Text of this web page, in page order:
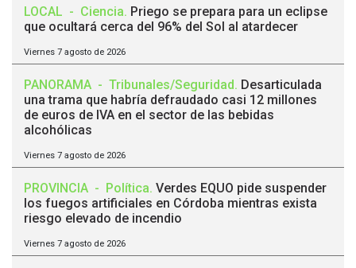
LOCAL - Ciencia. Priego se prepara para un eclipse
que ocultará cerca del 96% del Sol al atardecer
Viernes 7 agosto de 2026
PANORAMA - Tribunales/Seguridad. Desarticulada
una trama que habría defraudado casi 12 millones
de euros de IVA en el sector de las bebidas
alcohólicas
Viernes 7 agosto de 2026
PROVINCIA - Política. Verdes EQUO pide suspender
los fuegos artificiales en Córdoba mientras exista
riesgo elevado de incendio
Viernes 7 agosto de 2026